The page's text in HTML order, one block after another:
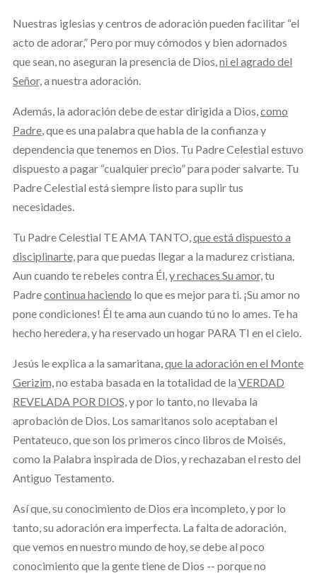
Nuestras iglesias y centros de adoración pueden facilitar “el
acto de adorar,” Pero por muy cómodos y bien adornados
que sean, no aseguran la presencia de Dios,ni el agrado del
Señor,a nuestra adoración.
Además, la adoración debe de estar dirigida a Dios,como
Padre, que es una palabra que habla de la confianza y
dependencia que tenemos en Dios. Tu Padre Celestial estuvo
dispuesto a pagar “cualquier precio” para poder salvarte. Tu
Padre Celestial está siempre listo para suplir tus
necesidades.
Tu Padre Celestial TE AMA TANTO,que está dispuesto a
disciplinarte,para que puedas llegar a la madurez cristiana.
Aun cuando te rebeles contra Él,y rechaces Su amor,tu
Padrecontinua haciendo lo que es mejor para ti. ¡Su amor no
pone condiciones! Él te ama aun cuando tú no lo ames. Te ha
hecho heredera, y ha reservado un hogar PARA TI en el cielo.
Jesús le explica a la samaritana,que la adoración en el Monte
Gerizim,no estaba basada en la totalidad de la VERDAD
REVELADA POR DIOS,y por lo tanto, no llevaba la
aprobación de Dios. Los samaritanos solo aceptaban el
Pentateuco, que son los primeros cinco libros de Moisés,
como la Palabra inspirada de Dios, y rechazaban el resto del
Antiguo Testamento.
Así que, su conocimiento de Dios era incompleto, y por lo
tanto, su adoración era imperfecta. La falta de adoración,
que vemos en nuestro mundo de hoy, se debe al poco
conocimiento que la gente tiene de Dios -- porque no